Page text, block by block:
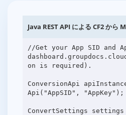
Java REST API による CF2 から
//Get your App SID and
on is required).
ConversionApi
Api("AppSID", "AppKey");
ConvertSettings settings